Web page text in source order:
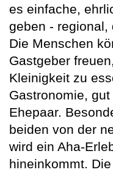
es einfache,
geben - regional,
Die Menschen
Gastgeber
Kleinigkeit zu
Gastronomie,
Ehepaar.
beiden von der
wird ein Aha-
hineinkommt.